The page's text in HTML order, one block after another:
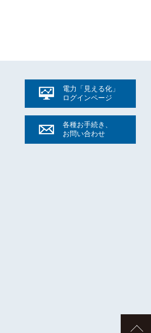
電力「見える化」
ログインページ
各種お手続き、
お問い合わせ